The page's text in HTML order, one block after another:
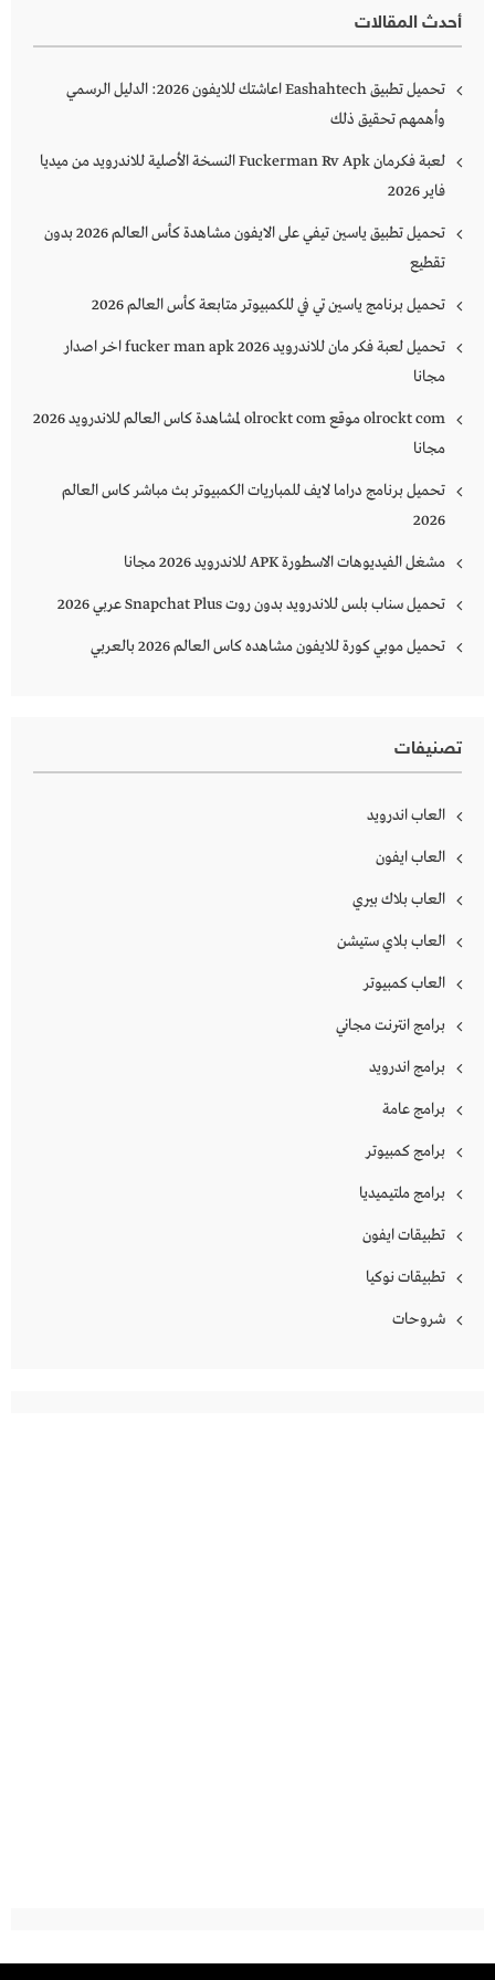
أحدث المقالات
تحميل تطبيق Eashahtech اعاشتك للايفون 2026: الدليل الرسمي
وأهمهم تحقيق ذلك
لعبة فكرمان Fuckerman Rv Apk النسخة الأصلية للاندرويد من ميديا
فاير 2026
تحميل تطبيق ياسين تيفي على الايفون مشاهدة كأس العالم 2026 بدون
تقطيع
تحميل برنامج ياسين تي في للكمبيوتر متابعة كأس العالم 2026
تحميل لعبة فكر مان للاندرويد 2026 fucker man apk اخر اصدار
مجانا
olrockt com موقع olrockt com لمشاهدة كاس العالم للاندرويد 2026
مجانا
تحميل برنامج دراما لايف للمباريات الكمبيوتر بث مباشر كاس العالم
2026
مشغل الفيديوهات الاسطورة APK للاندرويد 2026 مجانا
تحميل سناب بلس للاندرويد بدون روت Snapchat Plus‏ عربي 2026
تحميل موبي كورة للايفون مشاهده كاس العالم 2026 بالعربي
تصنيفات
العاب اندرويد
العاب ايفون
العاب بلاك بيري
العاب بلاي ستيشن
العاب كمبيوتر
برامج انترنت مجاني
برامج اندرويد
برامج عامة
برامج كمبيوتر
برامج ملتيميديا
تطبيقات ايفون
تطبيقات نوكيا
شروحات